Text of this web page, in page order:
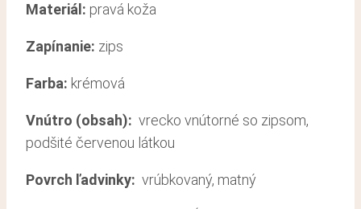
Materiál: pravá koža
Zapínanie: zips
Farba: krémová
Vnútro (obsah): vrecko vnútorné so zipsom,
podšité červenou látkou
Povrch ľadvinky: vrúbkovaný, matný